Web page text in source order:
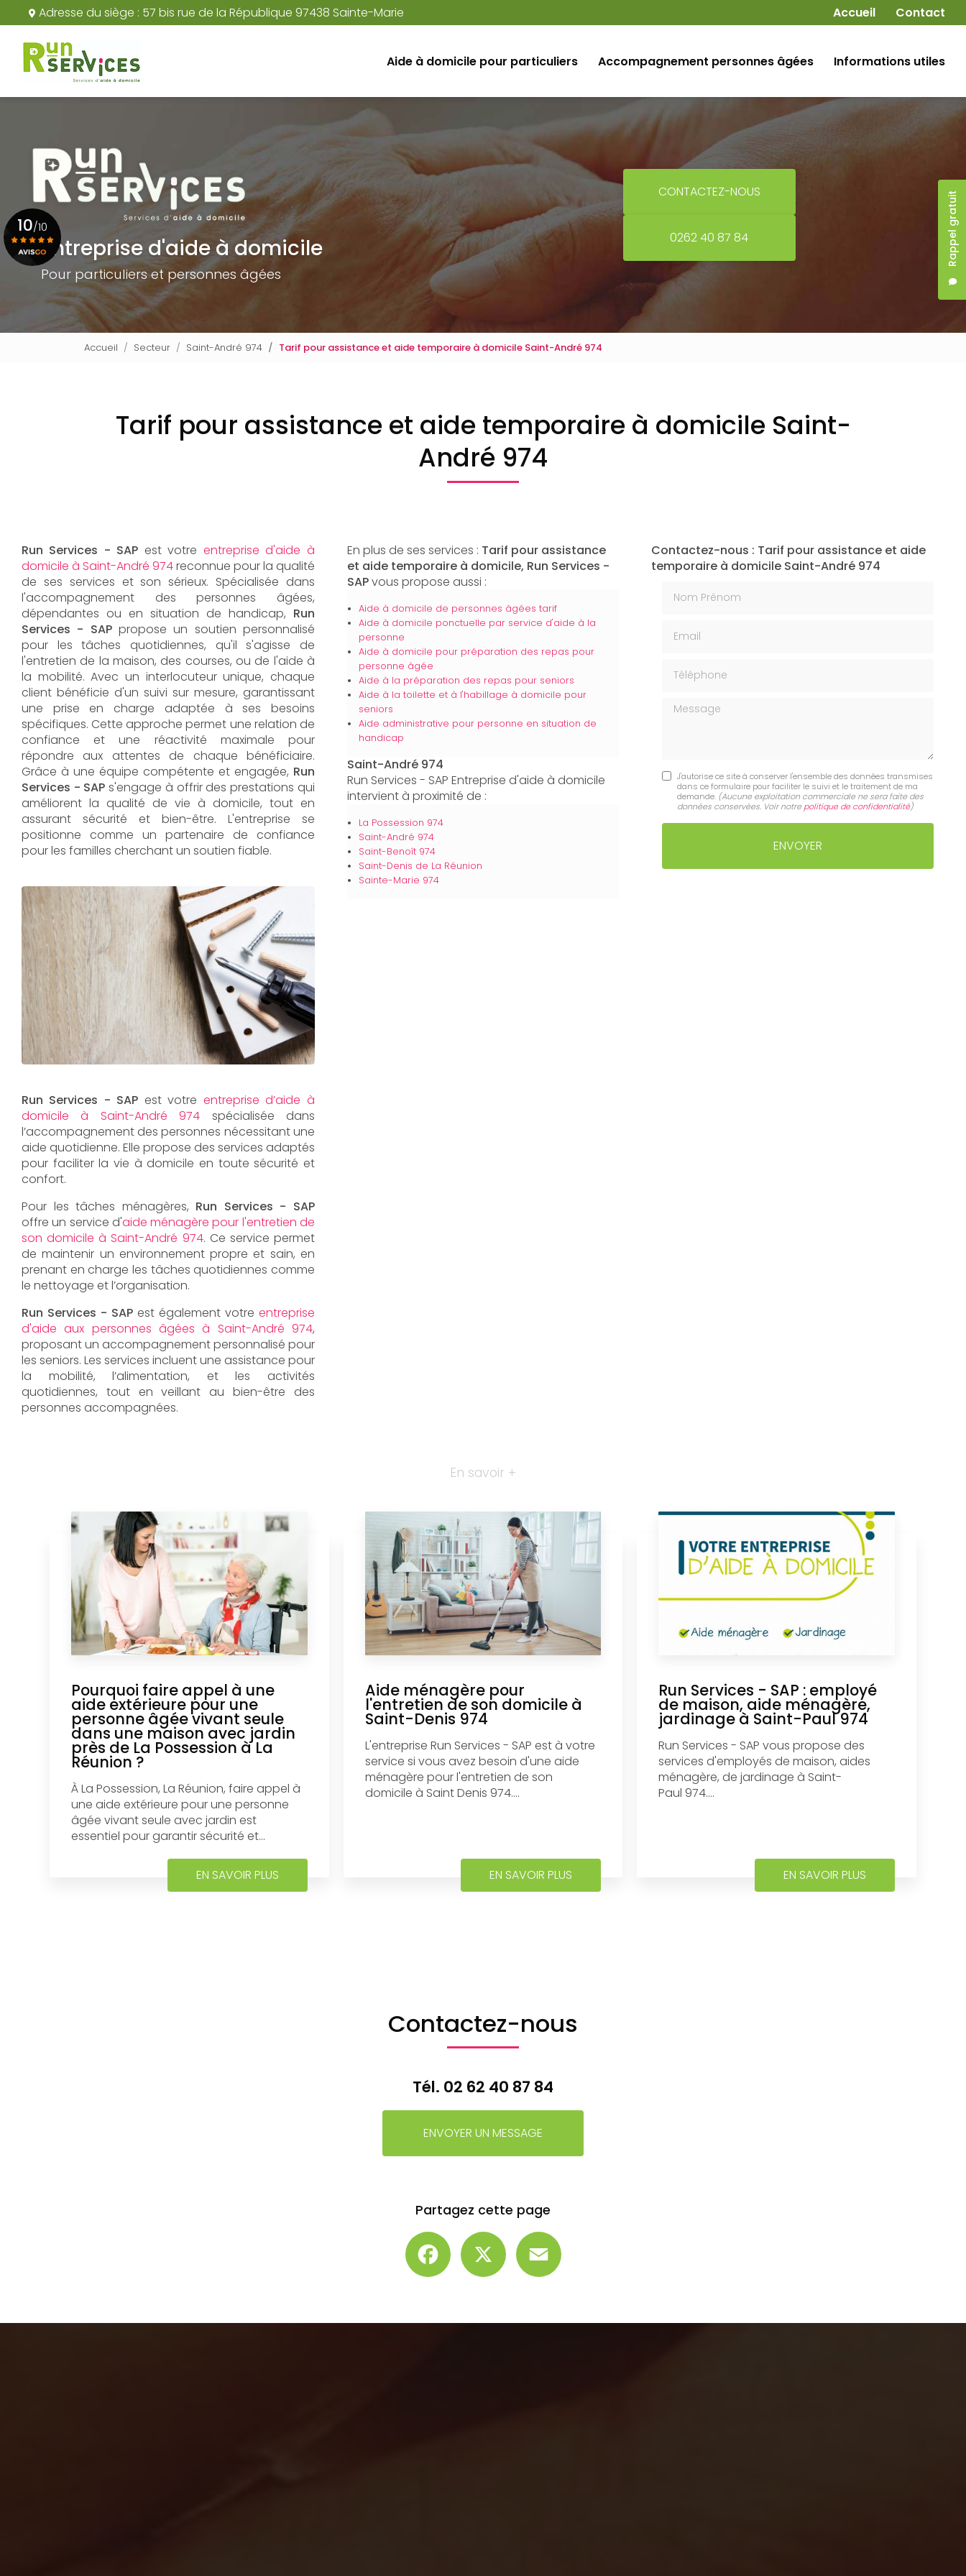
au
contenu
principal
Adresse du siège : 57 bis rue de la République 97438 Sainte-Marie Navigation secondaire
Accueil Contact
Rappel gratuit
Aide à domicile pour particuliers
Accompagnement personnes âgées Informations utiles
Entreprise d'aide à domicile
Pour particuliers et personnes âgées
CONTACTEZ-NOUS
0262 40 87 84
10/10
Voir le certificat
Accueil Secteur Saint-André 974 Tarif pour assistance et aide temporaire à domicile Saint-André 974
Tarif pour assistance et aide temporaire à domicile Saint-
André 974
Run Services - SAP est votre entreprise d'aide à
domicile à Saint-André 974reconnue pour la qualité
de ses services et son sérieux. Spécialisée dans
l'accompagnement des personnes âgées,
dépendantes ou en situation de handicap, Run
Services - SAP propose un soutien personnalisé
pour les tâches quotidiennes, qu'il s'agisse de
l'entretien de la maison, des courses, ou de l'aide à
la mobilité. Avec un interlocuteur unique, chaque
client bénéficie d'un suivi sur mesure, garantissant
une prise en charge adaptée à ses besoins
spécifiques. Cette approche permet une relation de
confiance et une réactivité maximale pour
répondre aux attentes de chaque bénéficiaire.
Grâce à une équipe compétente et engagée, Run
Services - SAPs'engage à offrir des prestations qui
améliorent la qualité de vie à domicile, tout en
assurant sécurité et bien-être. L'entreprise se
positionne comme un partenaire de confiance
pour les familles cherchant un soutien fiable.
Run Services - SAP est votre entreprise d’aide à
domicile à Saint-André 974 spécialisée dans
l’accompagnement des personnes nécessitant une
aide quotidienne. Elle propose des services adaptés
pour faciliter la vie à domicile en toute sécurité et
confort.
Pour les tâches ménagères, Run Services - SAP
offre un service d'aide ménagère pour l'entretien de
son domicile à Saint-André 974. Ce service permet
de maintenir un environnement propre et sain, en
prenant en charge les tâches quotidiennes comme
le nettoyage et l’organisation.
Run Services - SAP est également votre entreprise
d'aide aux personnes âgées à Saint-André 974,
proposant un accompagnement personnalisé pour
les seniors. Les services incluent une assistance pour
la mobilité, l’alimentation, et les activités
quotidiennes, tout en veillant au bien-être des
personnes accompagnées.
En plus de ses services : Tarif pour assistance
et aide temporaire à domicile, Run Services -
SAPvous propose aussi :
Aide à domicile de personnes âgées tarif
Aide à domicile ponctuelle par service d'aide à la
personne
Aide à domicile pour préparation des repas pour
personne âgée
Aide à la préparation des repas pour seniors
Aide à la toilette et à l'habillage à domicile pour
seniors
Aide administrative pour personne en situation de
handicap
Saint-André 974
Run Services - SAP Entreprise d'aide à domicile
intervient à proximité de :
La Possession 974
Saint-André 974
Saint-Benoît 974
Saint-Denis de La Réunion
Sainte-Marie 974
Contactez-nous : Tarif pour assistance et aide
temporaire à domicile Saint-André 974
Message
J'autorise ce site à conserver l'ensemble des données transmises
dans ce formulaire pour faciliter le suivi et le traitement de ma
demande. (Aucune exploitation commerciale ne sera faite des
données conservées. Voir notre politique de confidentialité)
En savoir +
Pourquoi faire appel à une
aide extérieure pour une
personne âgée vivant seule
dans une maison avec jardin
près de La Possession à La
Réunion ?
À La Possession, La Réunion, faire appel à
une aide extérieure pour une personne
âgée vivant seule avec jardin est
essentiel pour garantir sécurité et...
EN SAVOIR PLUS
Aide ménagère pour
l'entretien de son domicile à
Saint-Denis 974
L'entreprise Run Services - SAP est à votre
service si vous avez besoin d'une aide
ménagère pour l'entretien de son
domicile à Saint Denis 974....
EN SAVOIR PLUS
Run Services - SAP : employé
de maison, aide ménagère,
jardinage à Saint-Paul 974
Run Services - SAP vous propose des
services d'employés de maison, aides
ménagère, de jardinage à Saint-
Paul 974....
EN SAVOIR PLUS
Contactez-nous
Tél. 02 62 40 87 84
ENVOYER UN MESSAGE
Partagez cette page
Facebook